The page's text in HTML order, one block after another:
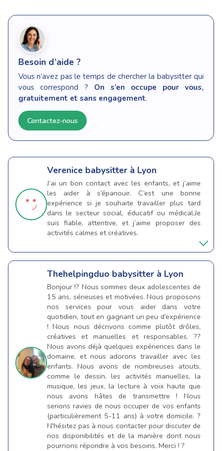
Besoin d’aide ?
Vous n’avez pas le temps de chercher la babysitter qui
vous correspond ? On s’en occupe pour vous,
gratuitement et sans engagement.
Contactez-nous
Verenice babysitter à Lyon
J’ai un bon contact avec les enfants, et j’aime
les aider à s’épanouir. C’est une bonne
expérience si je souhaite travailler plus tard
dans le secteur social, éducatif ou médical.Je
suis fiable, attentive, et j’aime proposer des
activités calmes et créatives.
Thehelpingduo babysitter à Lyon
Bonjour !? Nous sommes deux adolescentes de
15 ans, sérieuses et motivées. Nous proposons
nos services pour vous aider dans votre
quotidien, tout en gagnant un peu d’expérience
! Nous nous décrivons comme plutôt drôles,
créatives et manuelles et responsables. ??️
Nous avons déjà quelques expériences dans le
domaine, et nous adorons travailler avec les
enfants. Nous avons de nombreuses atouts,
comme le dessin, les activités manuelles, la
musique, les jeux, la lecture à voix haute que
nous avons hâtes de transmettre ! Nous
serions ravies de nous occuper de vos enfants
(particulièrement 5-11 ans) à votre domicile. ?
N'hésitez pas à nous contacter pour discuter de
nos disponibilités et de la manière dont nous
pourrions répondre à vos besoins. Merci ! ?